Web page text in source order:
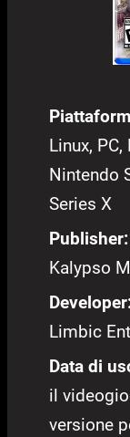
Linux,
Nintendo
Series X
Publisher:
Kalypso
Limbic
Data di
il
versione